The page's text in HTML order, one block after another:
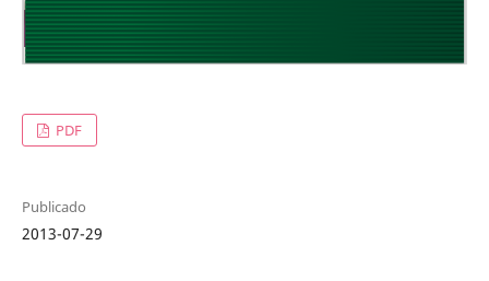
PDF
Publicado
2013-07-29